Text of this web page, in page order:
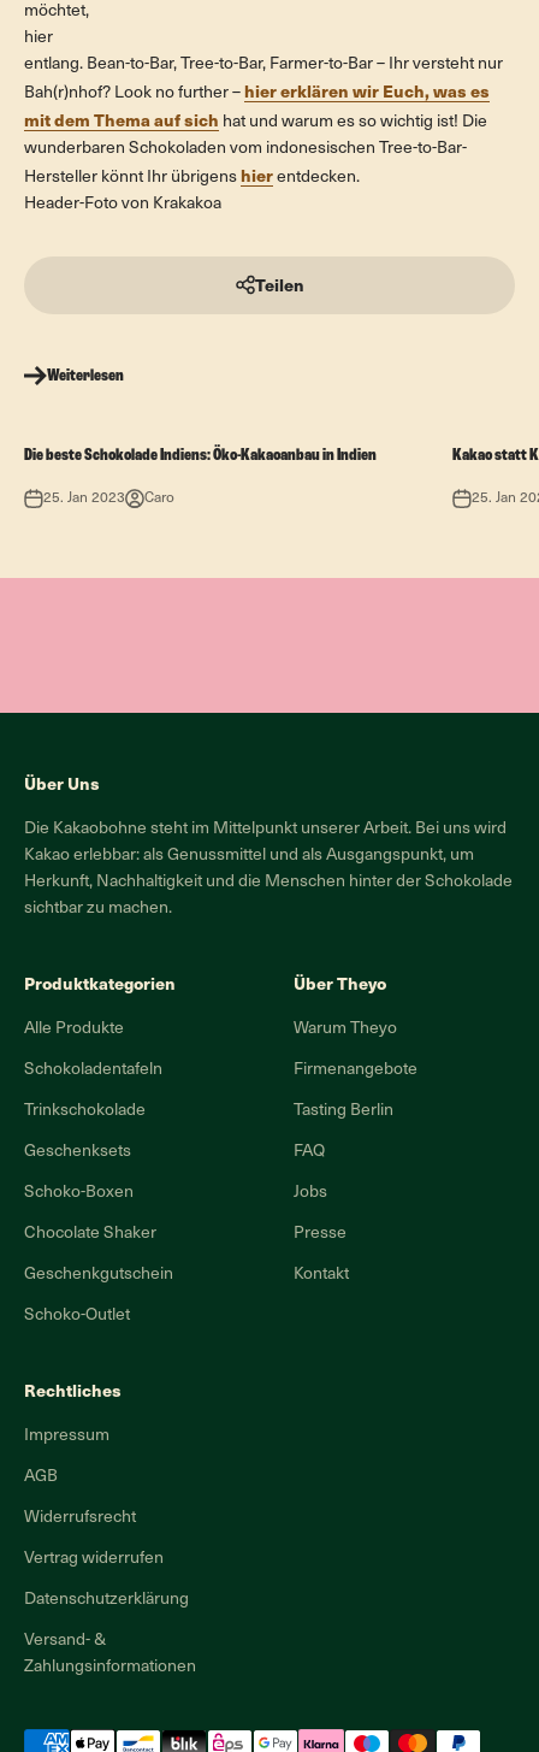
möchtet,
hier
entlang. Bean-to-Bar, Tree-to-Bar, Farmer-to-Bar – Ihr versteht nur
Bah(r)nhof? Look no further – hier erklären wir Euch, was es
mit dem Thema auf sich hat und warum es so wichtig ist! Die
wunderbaren Schokoladen vom indonesischen Tree-to-Bar-
Hersteller könnt Ihr übrigens hier entdecken.
Header-Foto von Krakakoa
Teilen
Weiterlesen
Die beste Schokolade Indiens: Öko-Kakaoanbau in Indien
25. Jan 2023 Caro
Kakao statt
25. Jan
Über Uns
Die Kakaobohne steht im Mittelpunkt unserer Arbeit. Bei uns wird
Kakao erlebbar: als Genussmittel und als Ausgangspunkt, um
Herkunft, Nachhaltigkeit und die Menschen hinter der Schokolade
sichtbar zu machen.
Produktkategorien
Alle Produkte
Schokoladentafeln
Trinkschokolade
Geschenksets
Schoko-Boxen
Chocolate Shaker
Geschenkgutschein
Schoko-Outlet
Über Theyo
Warum Theyo
Firmenangebote
Tasting Berlin
FAQ
Jobs
Presse
Kontakt
Rechtliches
Impressum
AGB
Widerrufsrecht
Vertrag widerrufen
Datenschutzerklärung
Versand- &
Zahlungsinformationen